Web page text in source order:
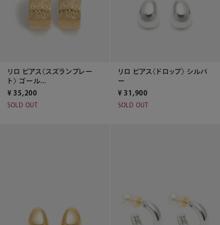
リロ ピアス〈スズランプレー
ト〉 ゴール...
¥ 35,200
SOLD OUT
リロ ピアス〈ドロップ〉 シルバ
ー
¥ 31,900
SOLD OUT